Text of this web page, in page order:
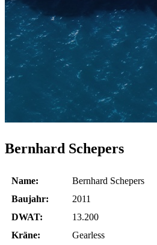
Bernhard Schepers
Name:
Bernhard Schepers
Baujahr:
2011
DWAT:
13.200
Kräne:
Gearless